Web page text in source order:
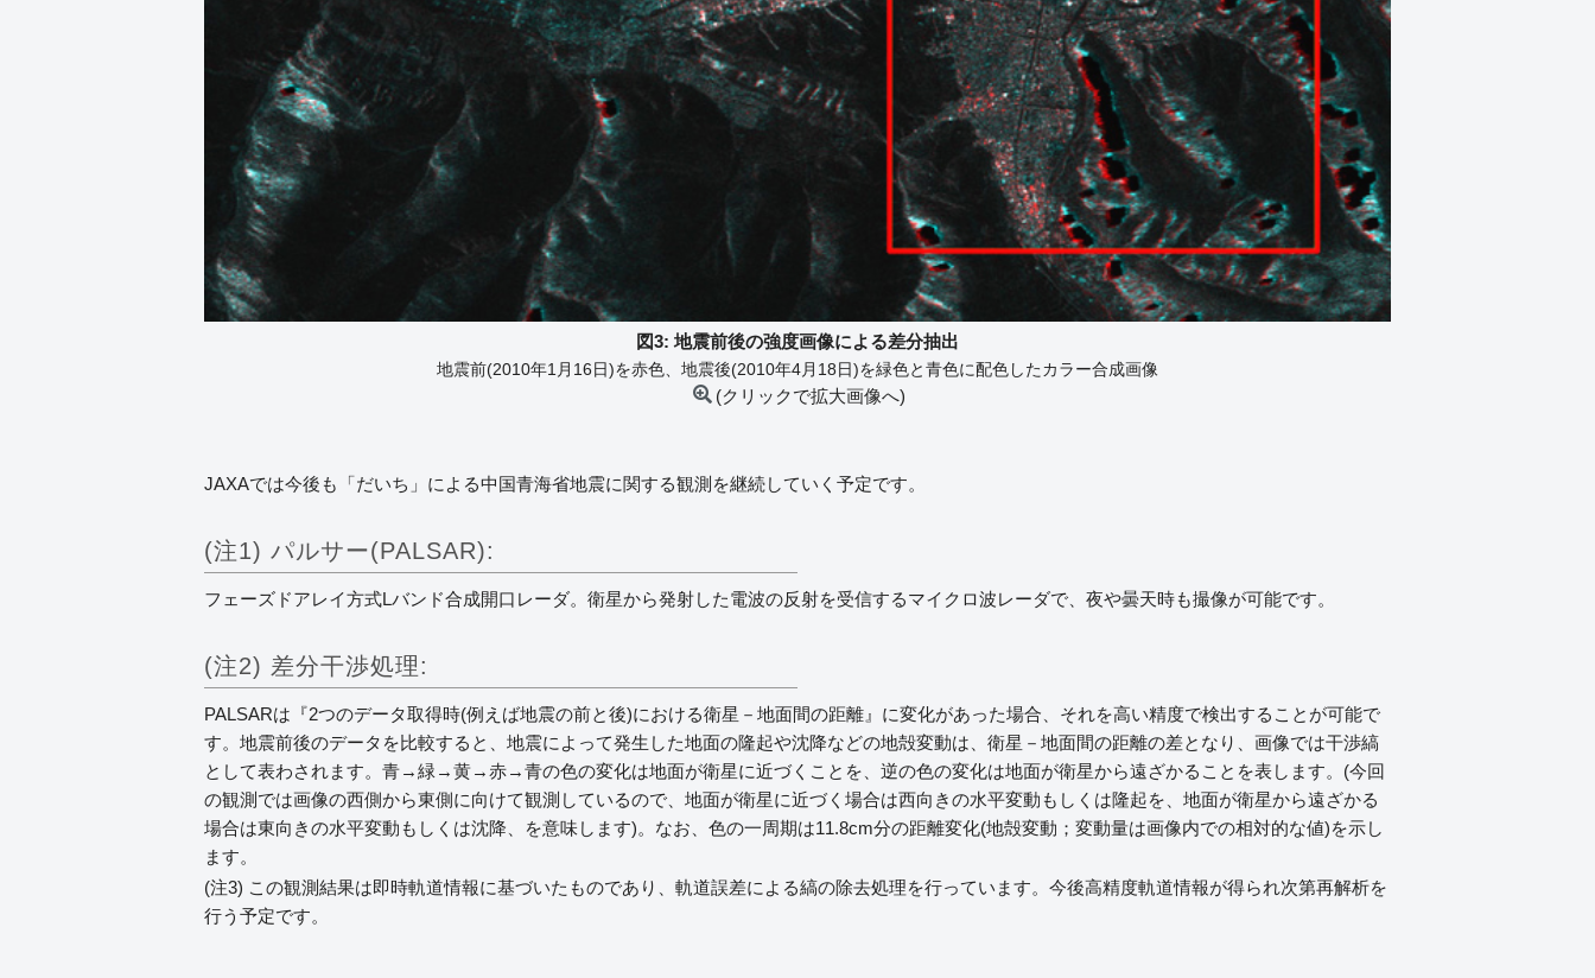
図3: 地震前後の強度画像による差分抽出
地震前(2010年1月16日)を赤色、地震後(2010年4月18日)を緑色と青色に配色したカラー合成画像
(クリックで拡大画像へ)
JAXAでは今後も「だいち」による中国青海省地震に関する観測を継続していく予定です。
(注1) パルサー(PALSAR):
フェーズドアレイ方式Lバンド合成開口レーダ。衛星から発射した電波の反射を受信するマイクロ波レーダで、夜や曇天時も撮像が可能です。
(注2) 差分干渉処理:
PALSARは『2つのデータ取得時(例えば地震の前と後)における衛星－地面間の距離』に変化があった場合、それを高い精度で検出することが可能で
す。地震前後のデータを比較すると、地震によって発生した地面の隆起や沈降などの地殻変動は、衛星－地面間の距離の差となり、画像では干渉縞
として表わされます。青→緑→黄→赤→青の色の変化は地面が衛星に近づくことを、逆の色の変化は地面が衛星から遠ざかることを表します。(今回
の観測では画像の西側から東側に向けて観測しているので、地面が衛星に近づく場合は西向きの水平変動もしくは隆起を、地面が衛星から遠ざかる
場合は東向きの水平変動もしくは沈降、を意味します)。なお、色の一周期は11.8cm分の距離変化(地殻変動；変動量は画像内での相対的な値)を示し
ます。
(注3) この観測結果は即時軌道情報に基づいたものであり、軌道誤差による縞の除去処理を行っています。今後高精度軌道情報が得られ次第再解析を
行う予定です。